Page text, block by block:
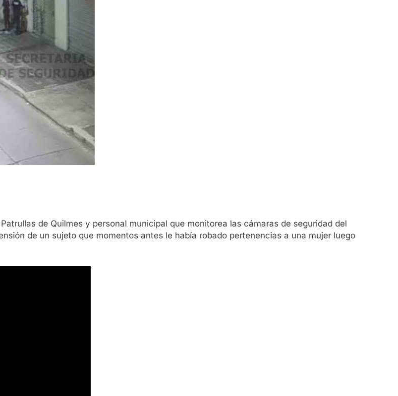
de Quilmes y personal municipal que monitorea las cámaras de seguridad del
de un sujeto que momentos antes le había robado pertenencias a una mujer luego